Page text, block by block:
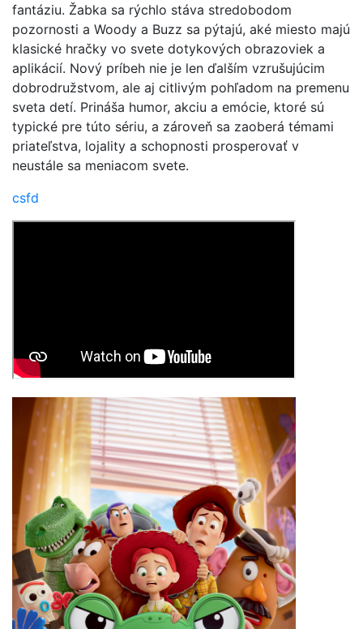
fantáziu. Žabka sa rýchlo stáva stredobodom
pozornosti a Woody a Buzz sa pýtajú, aké miesto majú
klasické hračky vo svete dotykových obrazoviek a
aplikácií. Nový príbeh nie je len ďalším vzrušujúcim
dobrodružstvom, ale aj citlivým pohľadom na premenu
sveta detí. Prináša humor, akciu a emócie, ktoré sú
typické pre túto sériu, a zároveň sa zaoberá témami
priateľstva, lojality a schopnosti prosperovať v
neustále sa meniacom svete.
csfd